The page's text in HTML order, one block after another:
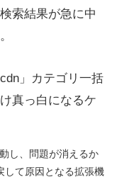
索結果が急に中
」カテゴリ一括
真っ白になるケ
し、問題が消えるか
して原因となる拡張機